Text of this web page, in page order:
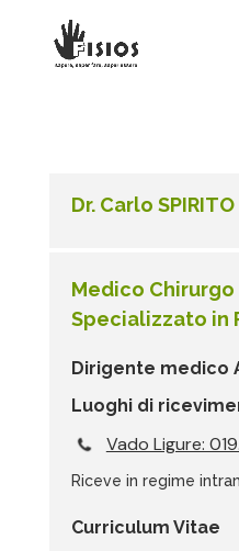
Dr. Carlo SPIRITO
Medico Chirurgo
Specializzato in
Dirigente medico
Luoghi di
Vado Ligure:
Riceve in regime
Curriculum Vitae